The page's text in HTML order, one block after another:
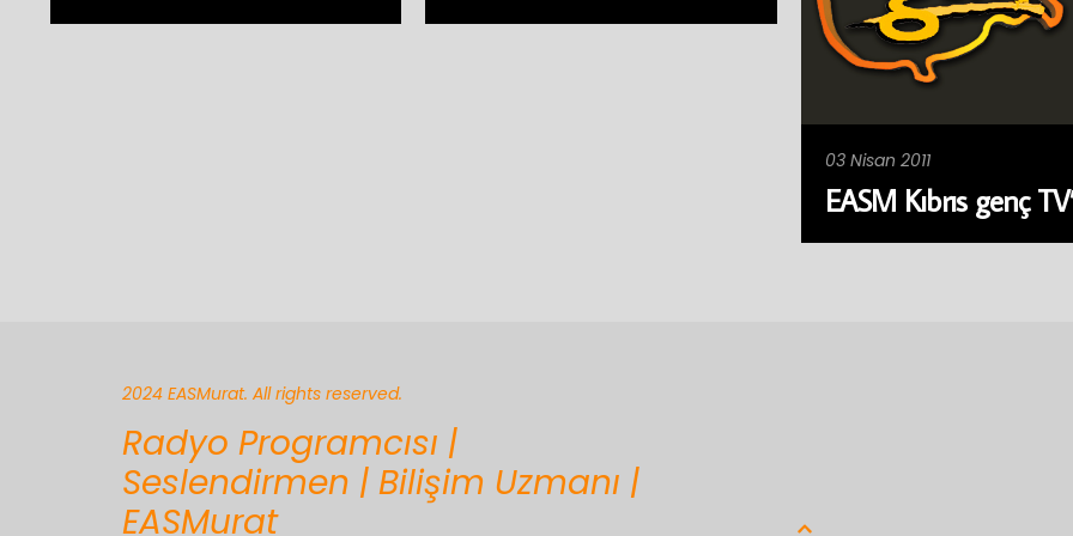
03 Nisan 2011
EASM Kıbrıs genç
2024 EASMurat. All rights reserved.
Radyo Programcısı |
Seslendirmen | Bilişim Uzmanı |
EASMurat